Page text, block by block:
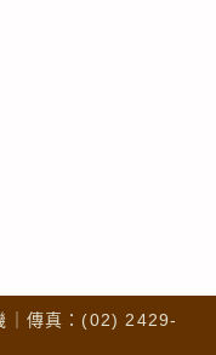
｜傳真：(02) 2429-